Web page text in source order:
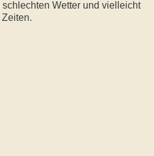
Wetter und vielleicht